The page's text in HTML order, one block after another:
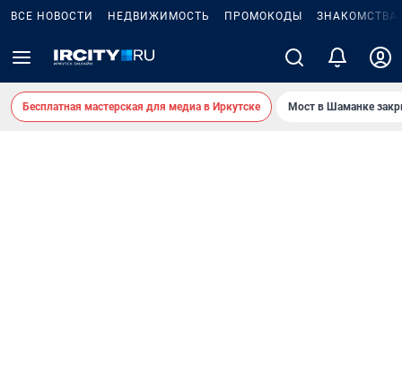
ВСЕ НОВОСТИ НЕДВИЖИМОСТЬ ПРОМОКОДЫ ЗНАКОМСТВА
Бесплатная мастерская для медиа в Иркутске Мост в Шаманке